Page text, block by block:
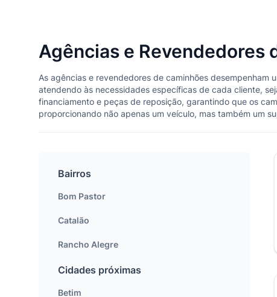
Agências e Revendedores
As agências e revendedores de caminhões desempenham
atendendo às necessidades específicas de cada cliente,
financiamento e peças de reposição, garantindo que os
proporcionando não apenas um veículo, mas também um
Bairros
Bom Pastor
Catalão
Rancho Alegre
Cidades próximas
Betim